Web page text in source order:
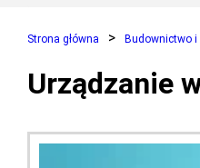
Strona główna Budownictwo i
Urządzanie